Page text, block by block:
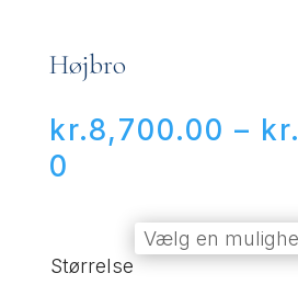
Højbro
kr.8,700.00 – kr.
0
kr.14,400.00
Størrelse